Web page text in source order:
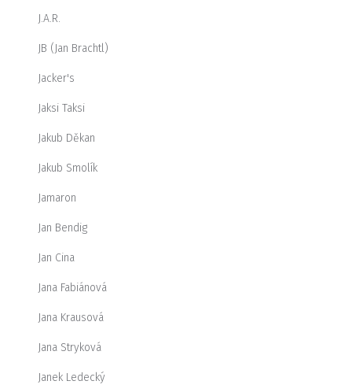
J.A.R.
JB (Jan Brachtl)
Jacker's
Jaksi Taksi
Jakub Děkan
Jakub Smolík
Jamaron
Jan Bendig
Jan Cina
Jana Fabiánová
Jana Krausová
Jana Stryková
Janek Ledecký